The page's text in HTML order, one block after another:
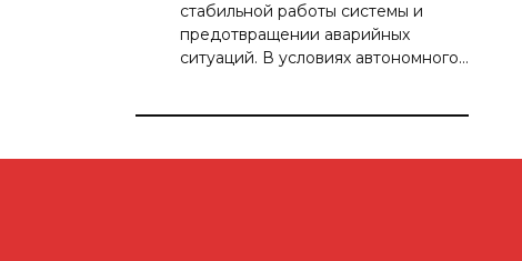
стабильной работы системы и
предотвращении аварийных
ситуаций. В условиях автономного…